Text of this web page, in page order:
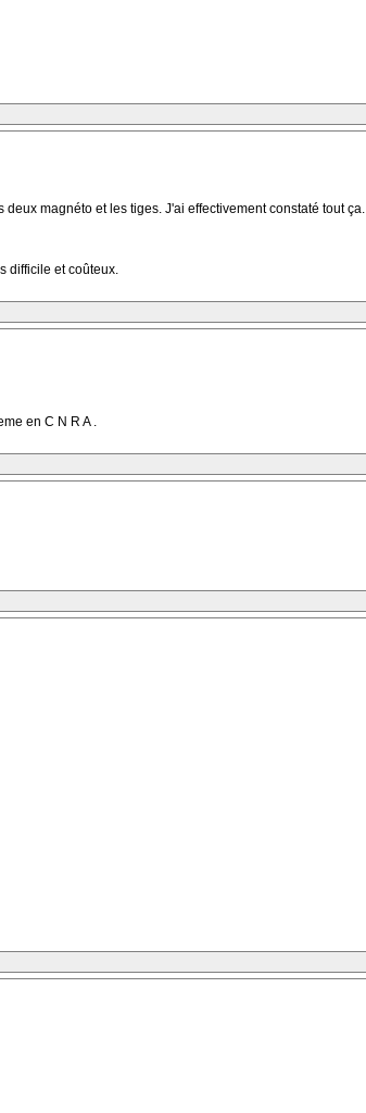
magnéto et les tiges. J'ai effectivement constaté tout ça.
difficile et coûteux.
en C N R A .